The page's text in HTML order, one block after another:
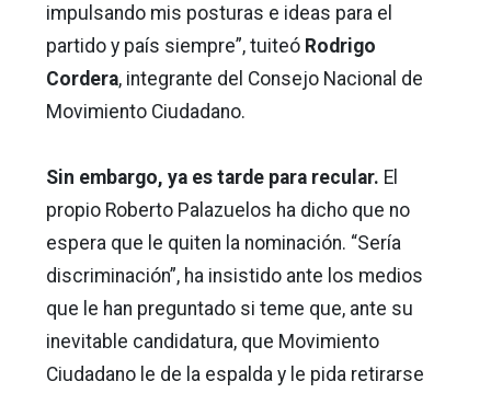
impulsando mis posturas e ideas para el
partido y país siempre”, tuiteó Rodrigo
Cordera, integrante del Consejo Nacional de
Movimiento Ciudadano.
Sin embargo, ya es tarde para recular. El
propio Roberto Palazuelos ha dicho que no
espera que le quiten la nominación. “Sería
discriminación”, ha insistido ante los medios
que le han preguntado si teme que, ante su
inevitable candidatura, que Movimiento
Ciudadano le de la espalda y le pida retirarse